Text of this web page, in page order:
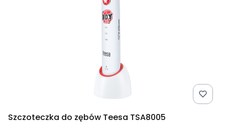
Szczoteczka do zębów Teesa TSA8005